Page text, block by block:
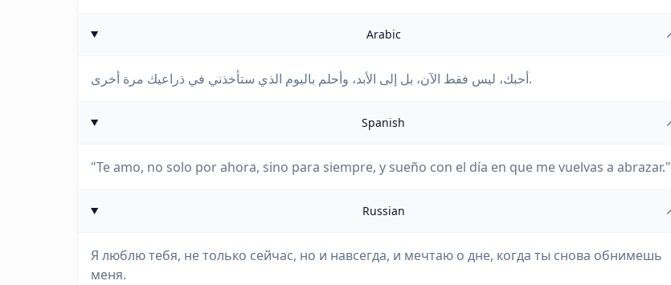
Arabic
أحبك، ليس فقط الآن، بل إلى الأبد، وأحلم باليوم الذي ستأخذني في ذراعيك مرة أخرى.
Spanish
"Te amo, no solo por ahora, sino para siempre, y sueño con el día en que me vuelvas a abrazar."
Russian
Я люблю тебя, не только сейчас, но и навсегда, и мечтаю о дне, когда ты снова обнимешь
меня.